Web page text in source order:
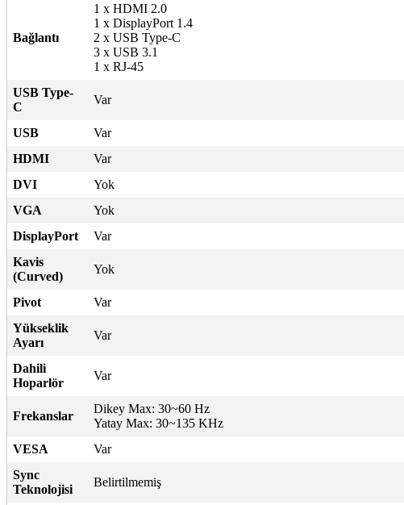
Bağlantı
1 x HDMI 2.0
1 x DisplayPort 1.4
2 x USB Type-C
3 x USB 3.1
1 x RJ-45
USB Type-
C
Var
USB
Var
HDMI
Var
DVI
Yok
VGA
Yok
DisplayPort
Var
Kavis
(Curved)
Yok
Pivot
Var
Yükseklik
Ayarı
Var
Dahili
Hoparlör
Var
Frekanslar
Dikey Max: 30~60 Hz
Yatay Max: 30~135 KHz
VESA
Var
Sync
Teknolojisi
Belirtilmemiş